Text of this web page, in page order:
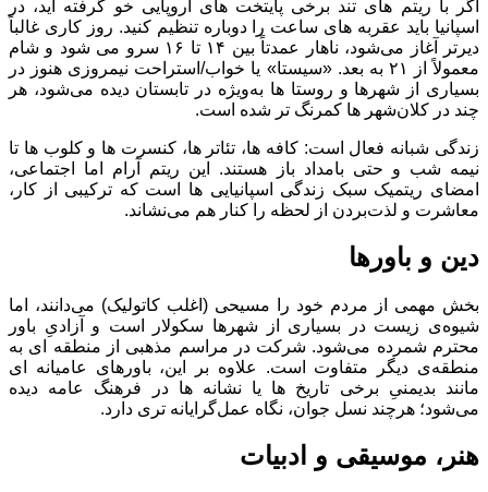
اگر با ریتم ‌های تند برخی پایتخت‌ های اروپایی خو گرفته ‌اید، در
اسپانیا باید عقربه‌ های ساعت را دوباره تنظیم کنید. روز کاری غالباً
دیرتر آغاز می‌شود، ناهار عمدتاً بین ۱۴ تا ۱۶ سرو می ‌شود و شام
معمولاً از ۲۱ به بعد. «سیستا» یا خواب/استراحت نیمروزی هنوز در
بسیاری از شهرها و روستا ها به‌ویژه در تابستان دیده می‌شود، هر
چند در کلان‌شهر ها کمرنگ‌ تر شده است.
زندگی شبانه فعال است: کافه ‌ها، تئاتر ها، کنسرت‌ ها و کلوب‌ ها تا
نیمه ‌شب و حتی بامداد باز هستند. این ریتم آرام اما اجتماعی،
امضای ریتمیک سبک زندگی اسپانیایی ها است که ترکیبی از کار،
معاشرت و لذت‌بردن از لحظه را کنار هم می‌نشاند.
دین و باورها
بخش مهمی از مردم خود را مسیحی (اغلب کاتولیک) می‌دانند، اما
شیوه‌ی زیست در بسیاری از شهرها سکولار است و آزادیِ باور
محترم شمرده می‌شود. شرکت در مراسم مذهبی از منطقه‌ ای به
منطقه‌ی دیگر متفاوت است. علاوه بر این، باورهای عامیانه ‌ای
مانند بدیمنیِ برخی تاریخ‌ ها یا نشانه ‌ها در فرهنگ عامه دیده
می‌شود؛ هرچند نسل جوان، نگاه عمل‌گرایانه ‌تری دارد.
هنر، موسیقی و ادبیات